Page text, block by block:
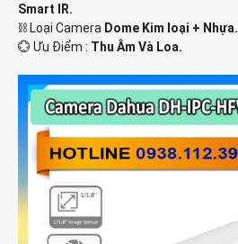
Smart IR.
⛓ Loại Camera Dome Kim loại + Nhựa.
️💮 Ưu Điểm : Thu Âm Và Loa.